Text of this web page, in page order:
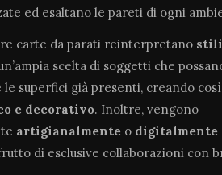
ed esaltano le pareti di ogni
carte da parati reinterpretano
scelta di soggetti che
le superfici già presenti, creando
e decorativo. Inoltre, vengono
artigianalmente o digitalmente
di esclusive collaborazioni con